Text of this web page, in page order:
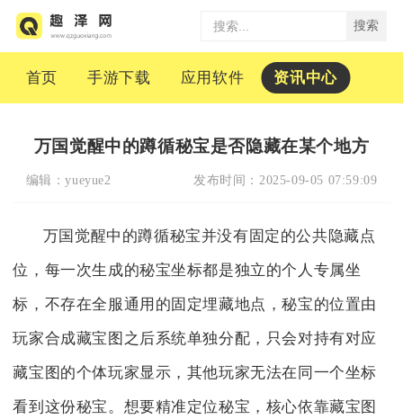
搜索
首页 手游下载 应用软件 资讯中心
万国觉醒中的蹲循秘宝是否隐藏在某个地方
编辑：yueyue2 发布时间： 2025-09-05 07:59:09
万国觉醒中的蹲循秘宝并没有固定的公共隐藏点
位，每一次生成的秘宝坐标都是独立的个人专属坐
标，不存在全服通用的固定埋藏地点，秘宝的位置由
玩家合成藏宝图之后系统单独分配，只会对持有对应
藏宝图的个体玩家显示，其他玩家无法在同一个坐标
看到这份秘宝。想要精准定位秘宝，核心依靠藏宝图